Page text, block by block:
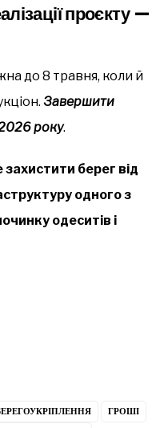
проєкту —
до 8 травня, коли й
Завершити
року.
берег від
одного з
одеситів і
ГРОШІ